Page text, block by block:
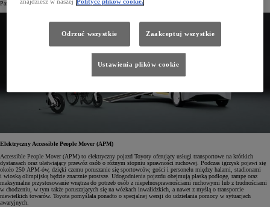
Paraolimpijskiego (IPC).
Elektryczny Accessible People Mover (APM)
Accessible People Mover (APM) to elektryczny pojazd Toyoty oferujący usługi transportowe na krótkich
dystansach oraz ułatwiający przewóz osób o różnym stopniu sprawności ruchowej. Podczas igrzysk pojawi się
około 250 APM-ów, dzięki czemu poruszanie się sportowców, gości i personelu między halami, stadionami
i wioską olimpijską będzie znacznie prostsze. Udogodnienia pojazdu obejmują płaską podłogę, rampę oraz
maksymalne przystosowanie wnętrza do potrzeb osób z niepełnosprawnościami ruchowymi lub z trudnościami
w chodzeniu, w tym także poruszających się na wózkach inwalidzkich, a nawet z myślą o transporcie
niewielkich towarów. Toyota pomyślała ponadto o specjalnej wersji do udzielania pomocy w sytuacjach
awaryjnych.
znajdziesz w naszej Polityce plików cookie.
Odrzuć wszystkie Zaakceptuj wszystkie
Ustawienia plików cookie